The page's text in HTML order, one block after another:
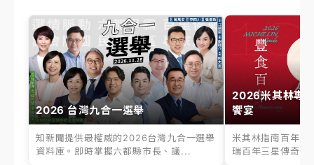
2026 台灣九合一選舉
知新聞提供最權威的2026台灣九合一選舉
資料庫。即時掌握六都縣市長、議...
2026米其林專
饗宴
米其林指南百年之
瑞百年三星傳奇、